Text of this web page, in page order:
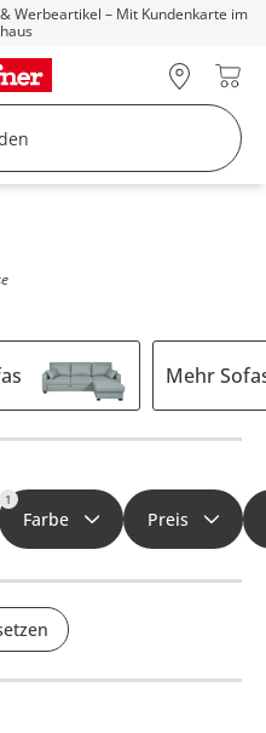
Werbeartikel – Mit Kundenkarte im
Mehr
1
Farbe Preis